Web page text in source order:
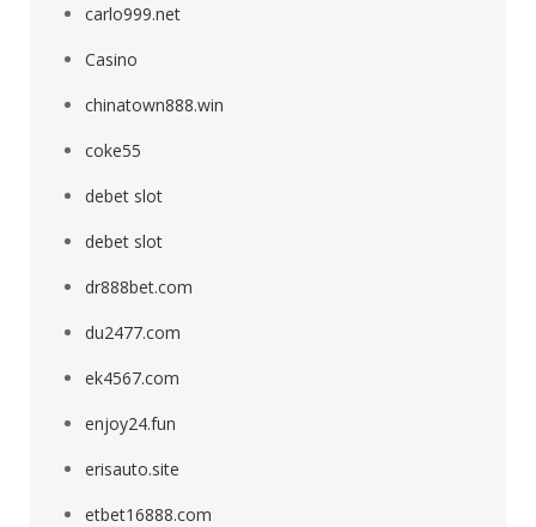
carlo999.net
Casino
chinatown888.win
coke55
debet slot
debet slot
dr888bet.com
du2477.com
ek4567.com
enjoy24.fun
erisauto.site
etbet16888.com